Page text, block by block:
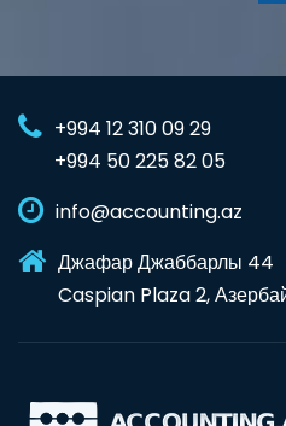
+994 12 310 09 29
+994 50 225 82 05
info@accounting.az
Джафар Джаббарлы 44
Caspian Plaza 2,